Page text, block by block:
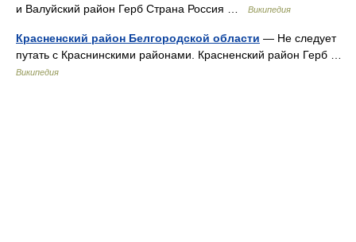
и Валуйский район Герб Страна Россия …
Википедия
Красненский район Белгородской области — Не следует
путать с Краснинскими районами. Красненский район Герб …
Википедия